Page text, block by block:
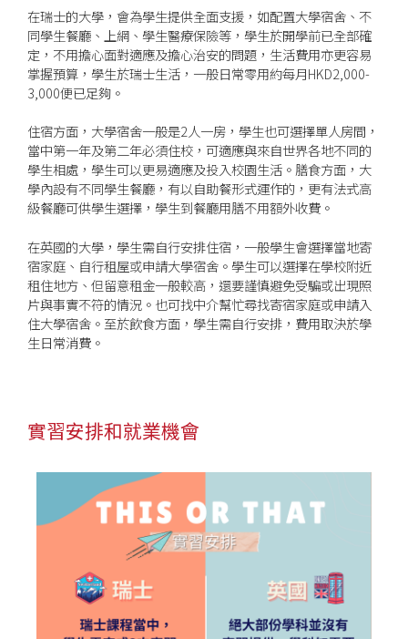
在瑞士的大學，會為學生提供全面支援，如配置大學宿舍、不
同學生餐廳、上網、學生醫療保險等，學生於開學前已全部確
定，不用擔心面對適應及擔心治安的問題，生活費用亦更容易
掌握預算，學生於瑞士生活，一般日常零用約每月HKD2,000-
3,000便已足夠。
住宿方面，大學宿舍一般是2人一房，學生也可選擇單人房間，
當中第一年及第二年必須住校，可適應與來自世界各地不同的
學生相處，學生可以更易適應及投入校園生活。膳食方面，大
學內設有不同學生餐廳，有以自助餐形式運作的，更有法式高
級餐廳可供學生選擇，學生到餐廳用膳不用額外收費。
在英國的大學，學生需自行安排住宿，一般學生會選擇當地寄
宿家庭、自行租屋或申請大學宿舍。學生可以選擇在學校附近
租住地方、但留意租金一般較高，還要謹慎避免受騙或出現照
片與事實不符的情況。也可找中介幫忙尋找寄宿家庭或申請入
住大學宿舍。至於飲食方面，學生需自行安排，費用取決於學
生日常消費。
實習安排和就業機會